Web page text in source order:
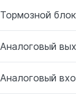
Тормозной
Аналоговый
Аналоговый